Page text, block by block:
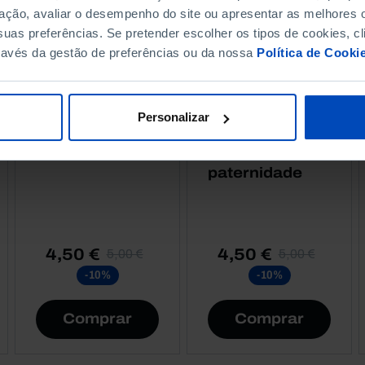
avaliar o desempenho do site ou apresentar as melhores
preferências. Se pretender escolher os tipos de cookies,
da gestão de preferências ou da nossa Política de
Personalizar
4,50 € 5,00 €
-10%
Comprar
Pais Nossos,
paternidade
4,50 € 5,00 €
-10%
Comprar